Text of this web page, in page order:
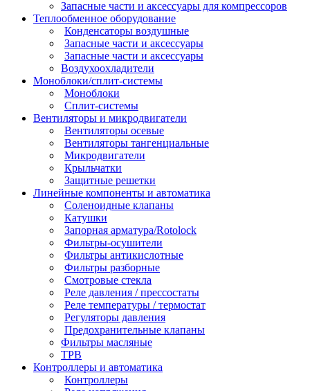
Запасные части и аксессуары для компрессоров
Теплообменное оборудование
Конденсаторы воздушные
Запасные части и аксессуары
Запасные части и аксессуары
Воздухоохладители
Моноблоки/сплит-системы
Моноблоки
Сплит-системы
Вентиляторы и микродвигатели
Вентиляторы осевые
Вентиляторы тангенциальные
Микродвигатели
Крыльчатки
Защитные решетки
Линейные компоненты и автоматика
Соленоидные клапаны
Катушки
Запорная арматура/Rotolock
Фильтры-осушители
Фильтры антикислотные
Фильтры разборные
Смотровые стекла
Реле давления / прессостаты
Реле температуры / термостат
Регуляторы давления
Предохранительные клапаны
Фильтры масляные
ТРВ
Контроллеры и автоматика
Контроллеры